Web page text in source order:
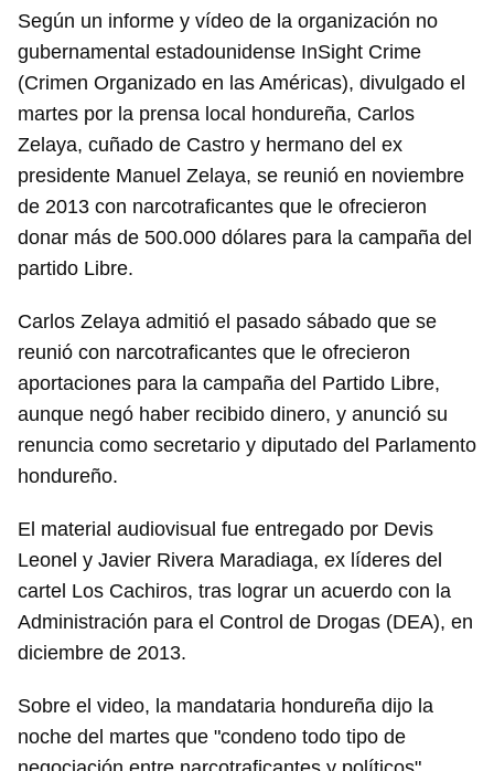
Según un informe y vídeo de la organización no
gubernamental estadounidense InSight Crime
(Crimen Organizado en las Américas), divulgado el
martes por la prensa local hondureña, Carlos
Zelaya, cuñado de Castro y hermano del ex
presidente Manuel Zelaya, se reunió en noviembre
de 2013 con narcotraficantes que le ofrecieron
donar más de 500.000 dólares para la campaña del
partido Libre.
Carlos Zelaya admitió el pasado sábado que se
reunió con narcotraficantes que le ofrecieron
aportaciones para la campaña del Partido Libre,
aunque negó haber recibido dinero, y anunció su
renuncia como secretario y diputado del Parlamento
hondureño.
El material audiovisual fue entregado por Devis
Leonel y Javier Rivera Maradiaga, ex líderes del
cartel Los Cachiros, tras lograr un acuerdo con la
Administración para el Control de Drogas (DEA), en
diciembre de 2013.
Sobre el video, la mandataria hondureña dijo la
noche del martes que "condeno todo tipo de